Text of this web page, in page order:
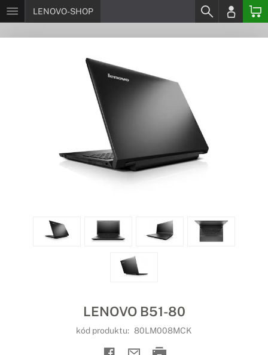
LENOVO-SHOP
LENOVO B51-80
kód produktu: 80LM008MCK